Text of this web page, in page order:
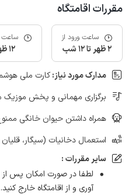
مقررات اقامتگاه
ساعت ورود از
2 ظهر تا 12 شب
ساعت
12 ظهر
مدارک مورد نیاز:کارت ملی
برگزاری مهمانی و پخش
همراه داشتن حیوان خانگی
استعمال دخانیات (سیگار،
سایر مقررات :
لطفا در صورت امکان پس از
آوری و از اقامتگاه خارج کنید.